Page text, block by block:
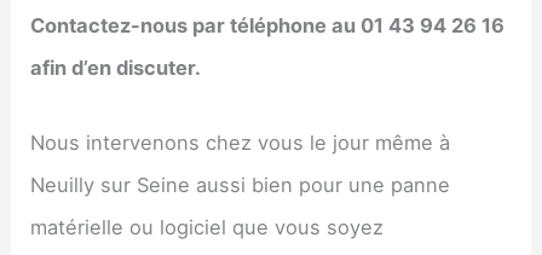
Contactez-nous par téléphone au 01 43 94 26 16
afin d’en discuter.
Nous intervenons chez vous le jour même à
Neuilly sur Seine aussi bien pour une panne
matérielle ou logiciel que vous soyez